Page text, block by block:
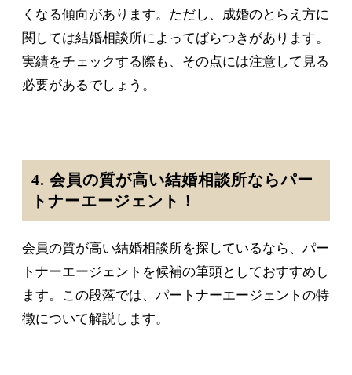
くなる傾向があります。ただし、成婚のとらえ方に
関しては結婚相談所によってばらつきがあります。
実績をチェックする際も、その点には注意して見る
必要があるでしょう。
4. 会員の質が高い結婚相談所ならパー
トナーエージェント！
会員の質が高い結婚相談所を探しているなら、パー
トナーエージェントを候補の筆頭としておすすめし
ます。この段落では、パートナーエージェントの特
徴について解説します。